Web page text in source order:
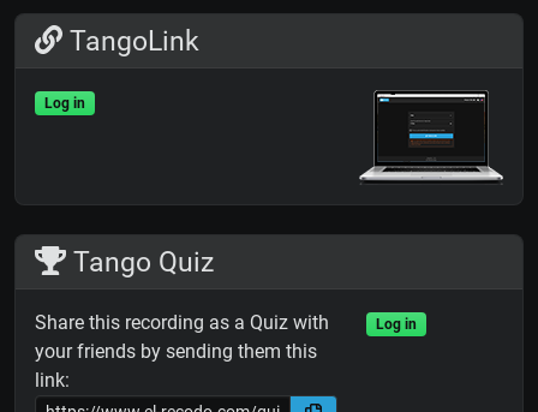
TangoLink
Log in
Tango Quiz
Share this recording as a Quiz with
your friends by sending them this
link:
Log in